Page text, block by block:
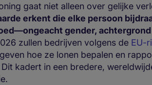
gaat niet alleen over gelijke
erkent die elke persoon
gender,
zullen bedrijven volgens de EU-
hoe ze lonen bepalen en
kadert in een bredere,